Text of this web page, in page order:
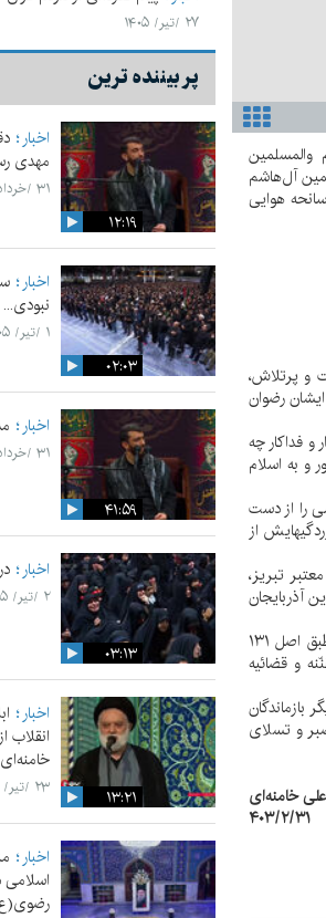
آل‌هاشم
هوایی
و پرتلاش،
رضوان
فداکار چه
و به اسلام
را از دست
از
تبریز،
آذربایجان
اینجانب پنج روز عزای عمومی اعلام میکنم و به ملت عزیز ایران تسلیت میگویم. جناب آقای مخبر طبق اصل ۱۳۱
و قضائیه
و تسلای
خامنه‌ای
۴۰۳/۲/۳۱
۲۷ /تیر/ ۱۴۰۵
پر بیننده ترین
۱۲:۱۹
اخبار
مهدی
۳۱ /خرداد/ ۱۴۰۵
۰۲:۰۳
اخبار
نبودی...
۱ /تیر/ ۱۴۰۵
۴۱:۵۹
اخبار
۳۱ /خرداد/ ۱۴۰۵
۰۳:۱۳
اخبار
۲ /تیر/ ۱۴۰۵
۱۳:۲۱
اخبار
خامنه‌ای
۲۳ /تیر/ ۱۴۰۵
اخبار
اسلامی